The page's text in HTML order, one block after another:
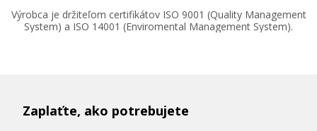
Originálna náplň
Výrobca je držiteľom certifikátov ISO 9001 (Quality Management
System) a ISO 14001 (Enviromental Management System).
Zaplaťte, ako potrebujete